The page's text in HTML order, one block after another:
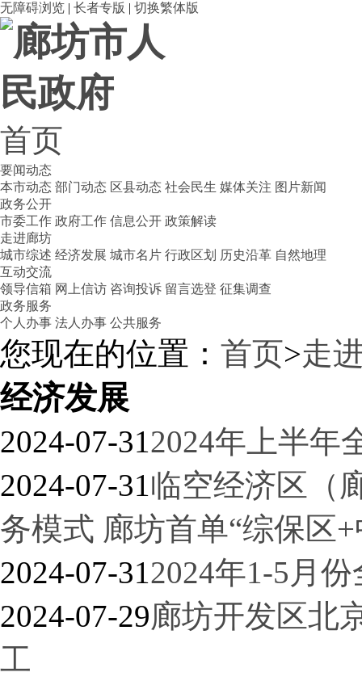
无障碍浏览 | 长者专版 | 切换繁体版
首页
要闻动态
本市动态 部门动态 区县动态 社会民生 媒体关注 图片新闻
政务公开
市委工作 政府工作 信息公开 政策解读
走进廊坊
城市综述 经济发展 城市名片 行政区划 历史沿革 自然地理
互动交流
领导信箱 网上信访 咨询投诉 留言选登 征集调查
政务服务
个人办事 法人办事 公共服务
您现在的位置： 首页>走
经济发展
2024-07-312024年上半年
2024-07-31临空经济区（
务模式 廊坊首单“综保区
2024-07-312024年1-5月
2024-07-29廊坊开发区北
工